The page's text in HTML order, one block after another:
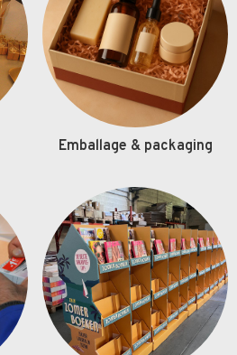
Emballage & packaging